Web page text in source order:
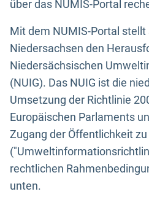
über das NUMIS-Portal
Mit dem NUMIS-Portal stellt
Niedersachsen den
Niedersächsischen
(NUIG). Das NUIG ist die
Umsetzung der Richtlinie
Europäischen Parlaments
Zugang der Öffentlichkeit
rechtlichen
unten.